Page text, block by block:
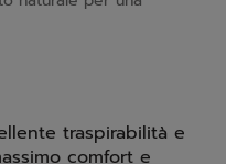
traspirabilità e
comfort e